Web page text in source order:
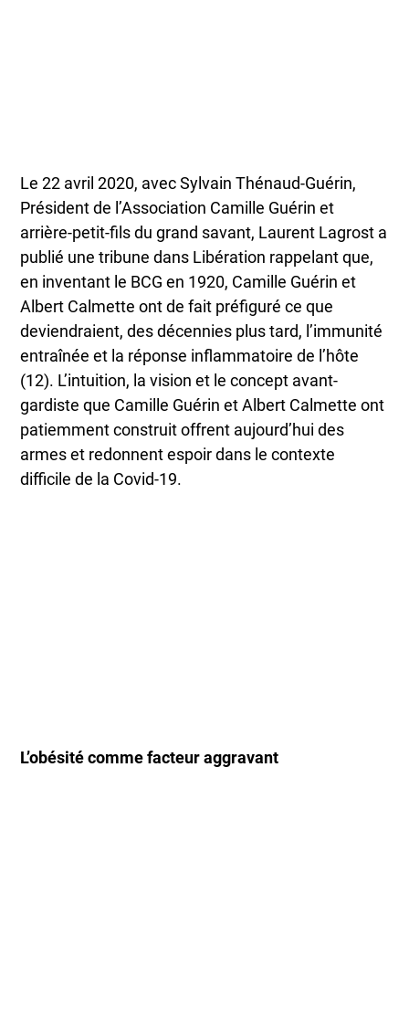
Le 22 avril 2020, avec Sylvain Thénaud-Guérin,
Président de l’Association Camille Guérin et
arrière-petit-fils du grand savant, Laurent Lagrost a
publié une tribune dans Libération rappelant que,
en inventant le BCG en 1920, Camille Guérin et
Albert Calmette ont de fait préfiguré ce que
deviendraient, des décennies plus tard, l’immunité
entraînée et la réponse inflammatoire de l’hôte
(12). L’intuition, la vision et le concept avant-
gardiste que Camille Guérin et Albert Calmette ont
patiemment construit offrent aujourd’hui des
armes et redonnent espoir dans le contexte
difficile de la Covid-19.
L’obésité comme facteur aggravant